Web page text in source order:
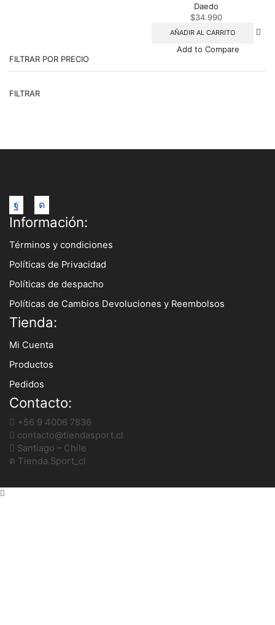
Daedo
$34.990
AÑADIR AL CARRITO
Add to Compare
FILTRAR POR PRECIO
FILTRAR
FacebookInstagram
Información:
Términos y condiciones
Políticas de Privacidad
Políticas de despacho
Políticas de Cambios Devoluciones y Reembolsos
Tienda:
Mi Cuenta
Productos
Pedidos
Contacto:
+56 9 4006 7836
contacto@tiendasport.cl
Santiago – Chile
Tienda.Sport_cl